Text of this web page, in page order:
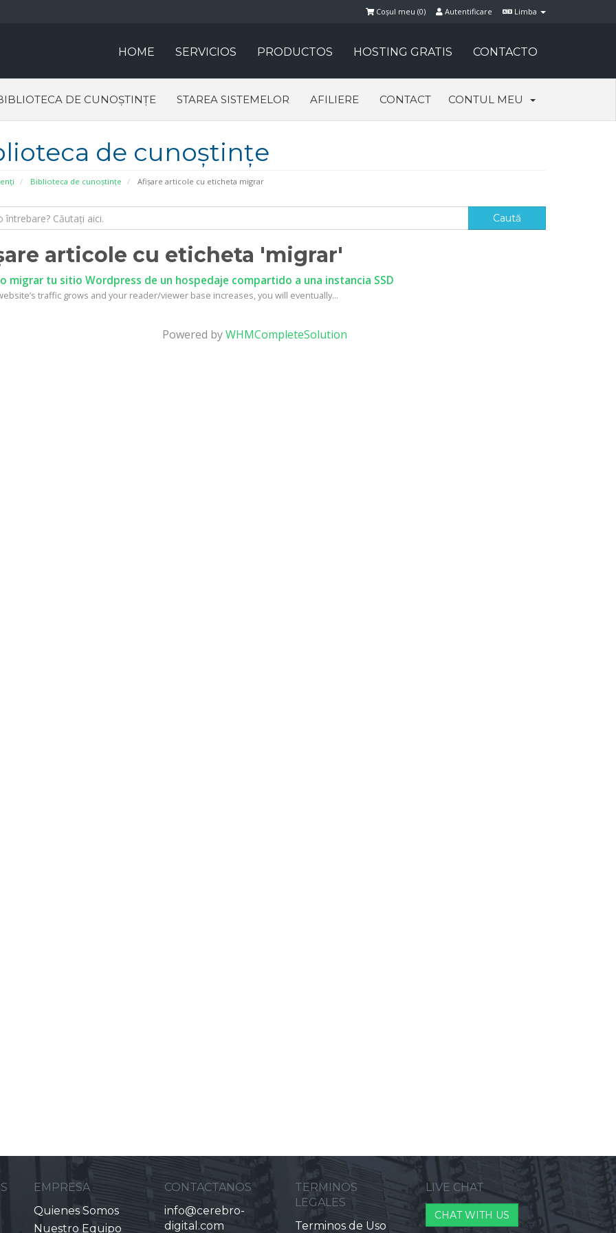
Limba
Autentificare
Coșul meu (0)
HOME SERVICIOS PRODUCTOS HOSTING GRATIS CONTACTO
DE CUNOȘTINȚE STAREA SISTEMELOR AFILIERE CONTACT CONTUL MEU
de cunoștințe
Biblioteca de cunoștințe Afișare articole cu eticheta migrar
articole cu eticheta 'migrar'
migrar tu sitio Wordpress de un hospedaje compartido a una instancia SSD
traffic grows and your reader/viewer base increases, you will eventually...
Powered byWHMCompleteSolution
EMPRESA
Quienes Somos
Nuestro Equipo
CONTACTANOS
info@cerebro-
digital.com
TERMINOS
LEGALES
Terminos de Uso
LIVE CHAT
CHAT WITH US